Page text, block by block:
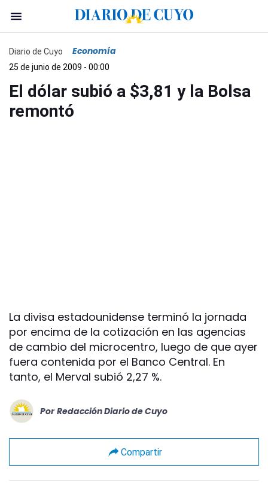
Diario de Cuyo Economía
25 de junio de 2009 - 00:00
El dólar subió a $3,81 y la Bolsa
remontó
La divisa estadounidense terminó la jornada
por encima de la cotización en las agencias
de cambio del microcentro, luego de que ayer
fuera contenida por el Banco Central. En
tanto, el Merval subió 2,27 %.
Por Redacción Diario de Cuyo
Compartir